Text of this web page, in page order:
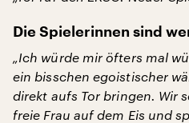
Die Spielerinnen sind
„Ich würde mir öfters mal
ein bisschen egoistischer
direkt aufs Tor bringen. Wir
freie Frau auf dem Eis und